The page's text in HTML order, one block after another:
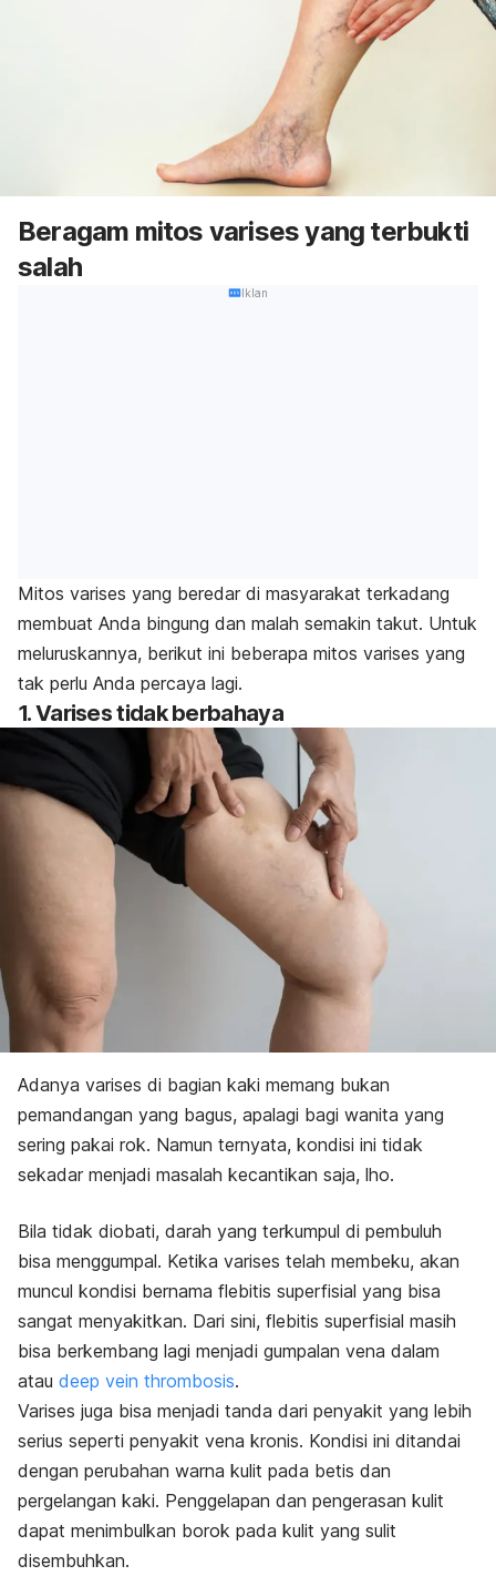
Beragam mitos varises yang terbukti
salah
Iklan
Mitos varises yang beredar di masyarakat terkadang
membuat Anda bingung dan malah semakin takut. Untuk
meluruskannya, berikut ini beberapa mitos varises yang
tak perlu Anda percaya lagi.
1. Varises tidak berbahaya
Adanya varises di bagian kaki memang bukan
pemandangan yang bagus, apalagi bagi wanita yang
sering pakai rok. Namun ternyata, kondisi ini tidak
sekadar menjadi masalah kecantikan saja, lho.
Bila tidak diobati, darah yang terkumpul di pembuluh
bisa menggumpal. Ketika varises telah membeku, akan
muncul kondisi bernama flebitis superfisial yang bisa
sangat menyakitkan. Dari sini, flebitis superfisial masih
bisa berkembang lagi menjadi gumpalan vena dalam
atau deep vein thrombosis.
Varises juga bisa menjadi tanda dari penyakit yang lebih
serius seperti penyakit vena kronis. Kondisi ini ditandai
dengan perubahan warna kulit pada betis dan
pergelangan kaki. Penggelapan dan pengerasan kulit
dapat menimbulkan borok pada kulit yang sulit
disembuhkan.